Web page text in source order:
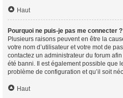
Haut
Pourquoi ne puis-je pas me connecter ?
Plusieurs raisons peuvent en être la
votre nom d’utilisateur et votre mot de
contactez un administrateur du forum
été banni. Il est également possible que
problème de configuration et qu’il soit
Haut